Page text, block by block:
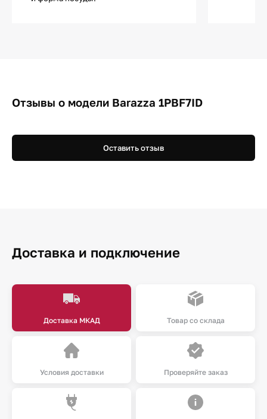
Отзывы о модели Barazza 1PBF7ID
Оставить отзыв
Доставка и подключение
Доставка МКАД Товар со склада
Условия доставки Проверяйте заказ